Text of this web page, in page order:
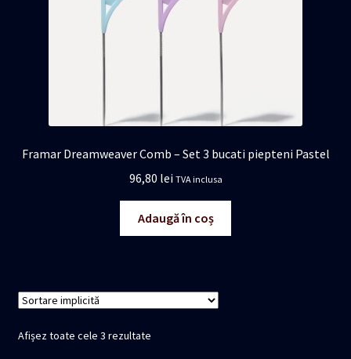
Framar Dreamweaver Comb – Set 3 bucati piepteni Pastel
96,80 lei TVA inclusa
Adaugă în coș
Afișez toate cele 3 rezultate